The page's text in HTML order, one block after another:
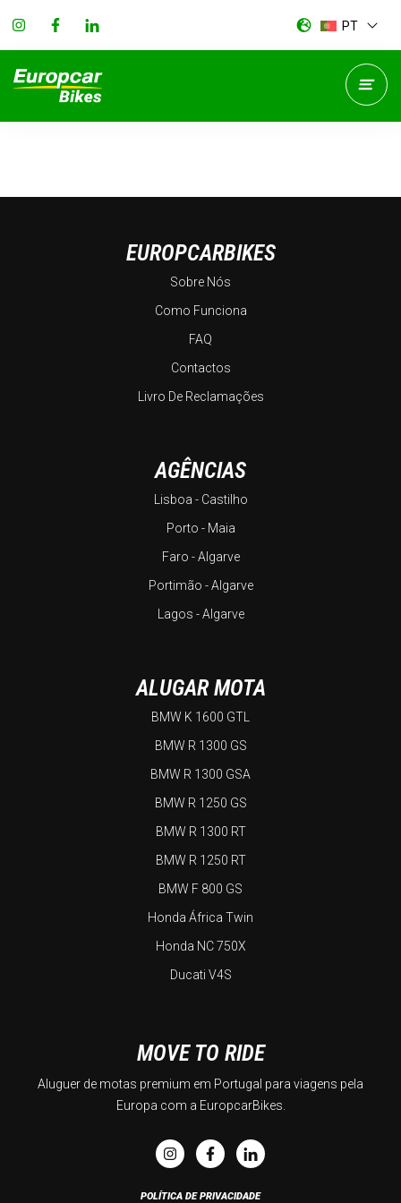
PT
EUROPCARBIKES
Sobre Nós
Como Funciona
FAQ
Contactos
Livro De Reclamações
AGÊNCIAS
Lisboa - Castilho
Porto - Maia
Faro - Algarve
Portimão - Algarve
Lagos - Algarve
ALUGAR MOTA
BMW K 1600 GTL
BMW R 1300 GS
BMW R 1300 GSA
BMW R 1250 GS
BMW R 1300 RT
BMW R 1250 RT
BMW F 800 GS
Honda África Twin
Honda NC 750X
Ducati V4S
MOVE TO RIDE
Aluguer de motas premium em Portugal para viagens pela
Europa com a EuropcarBikes.
POLÍTICA DE PRIVACIDADE